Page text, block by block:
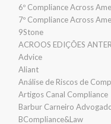
6º Compliance Across
7º Compliance Across
9Stone
ACROOS EDIÇÕES
Advice
Aliant
Análise de Riscos de
Artigos Canal Compliance
Barbur Carneiro
BCompliance&Law